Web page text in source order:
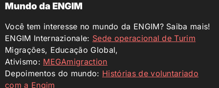
Mundo da ENGIM
Você tem interesse no mundo da ENGIM? Saiba mais!
ENGIM Internazionale: Sede operacional de Turim
Migrações, Educação Global,
Ativismo: MEGAmigraction
Depoimentos do mundo: Histórias de voluntariado
com a Engim